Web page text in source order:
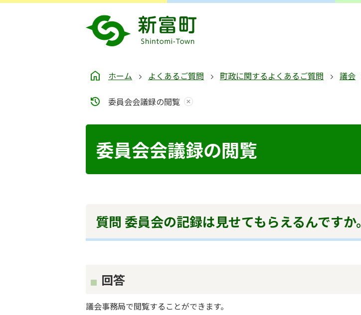
ホーム よくあるご質問 町政に関するよくあるご質問 議会
委員会会議録の閲覧
委員会会議録の閲覧
質問 委員会の記録は見せてもらえるんですか。
回答
議会事務局で閲覧することができます。